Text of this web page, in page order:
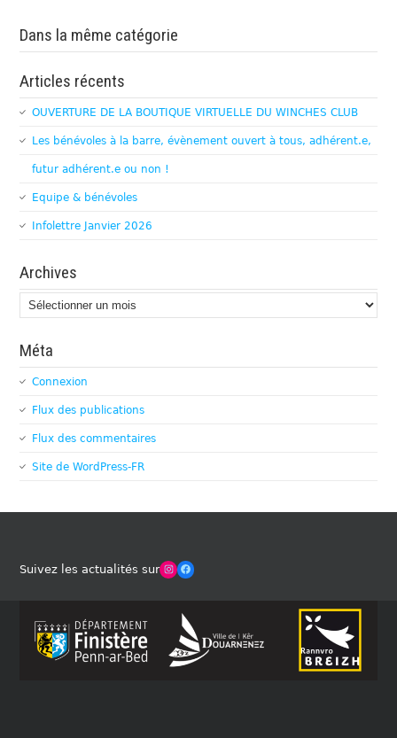
Dans la même catégorie
Articles récents
OUVERTURE DE LA BOUTIQUE VIRTUELLE DU WINCHES CLUB
Les bénévoles à la barre, évènement ouvert à tous, adhérent.e,
futur adhérent.e ou non !
Equipe & bénévoles
Infolettre Janvier 2026
Archives
Archives
Méta
Connexion
Flux des publications
Flux des commentaires
Site de WordPress-FR
Suivez les actualités surWinches Club OfficielFacebook